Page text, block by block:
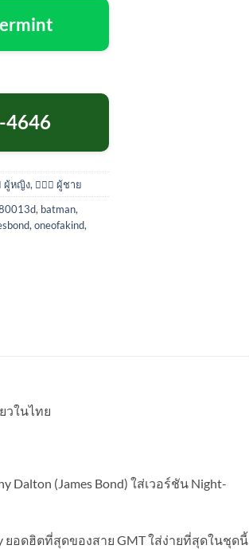
4646
ผู้หญิง, 🙋🏻‍♂️ ผู้ชาย
, batman,
, oneofakind,
วในไทย
(James Bond) ใส่เวอร์ชัน Night-
ยอดฮิตที่สุดของสาย GMT ใส่ง่ายที่สุดในชุดนี้